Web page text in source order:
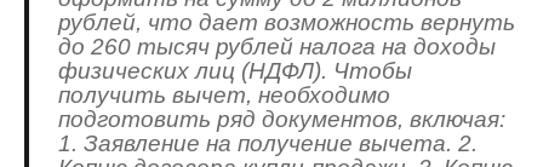
рублей, что дает возможность вернуть
до 260 тысяч рублей налога на доходы
физических лиц (НДФЛ). Чтобы
получить вычет, необходимо
подготовить ряд документов, включая:
1. Заявление на получение вычета. 2.